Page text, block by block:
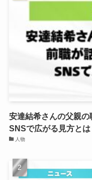
安達結希さんの父親
SNSで広がる見方とは
人物